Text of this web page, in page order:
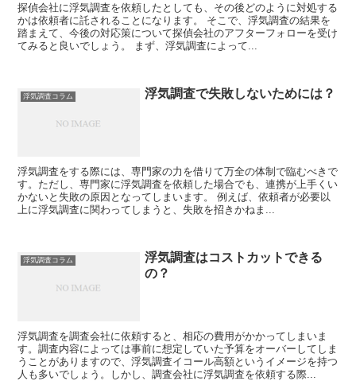
探偵会社に浮気調査を依頼したとしても、その後どのように対処する
かは依頼者に託されることになります。 そこで、浮気調査の結果を
踏まえて、今後の対応策について探偵会社のアフターフォローを受け
てみると良いでしょう。 まず、浮気調査によって...
浮気調査コラム 浮気調査で失敗しないためには？
浮気調査をする際には、専門家の力を借りて万全の体制で臨むべきで
す。ただし、専門家に浮気調査を依頼した場合でも、連携が上手くい
かないと失敗の原因となってしまいます。 例えば、依頼者が必要以
上に浮気調査に関わってしまうと、失敗を招きかねま...
浮気調査コラム
浮気調査はコストカットできる
の？
浮気調査を調査会社に依頼すると、相応の費用がかかってしまいま
す。調査内容によっては事前に想定していた予算をオーバーしてしま
うことがありますので、浮気調査イコール高額というイメージを持つ
人も多いでしょう。しかし、調査会社に浮気調査を依頼する際...